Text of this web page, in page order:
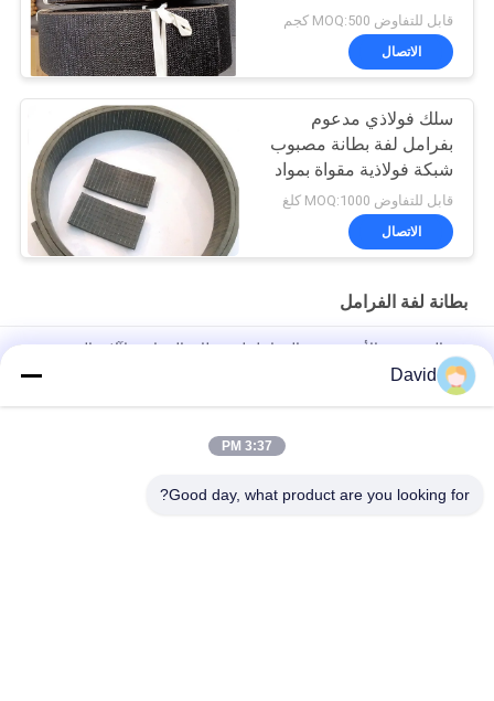
قابل للتفاوض MOQ:500 كجم
الاتصال
سلك فولاذي مدعوم
بفرامل لفة بطانة مصبوب
شبكة فولاذية مقواة بمواد
مطاطية
قابل للتفاوض MOQ:1000 كلغ
الاتصال
بطانة لفة الفرامل
غير المنسوجة الأسبستوس الفرامل لفة بطانة الصناعية لآلات السفن
أجزاء جرار أوتوماتيكية بطانة فرامل مع نحاس نحاسي لفرامل أسطوانة
فرامل الأحذية
شريط الفرامل من الألياف الزجاجية الفسكوزية التبطين بشهادة
David
3:37 PM
Good day, what product are you looking for?